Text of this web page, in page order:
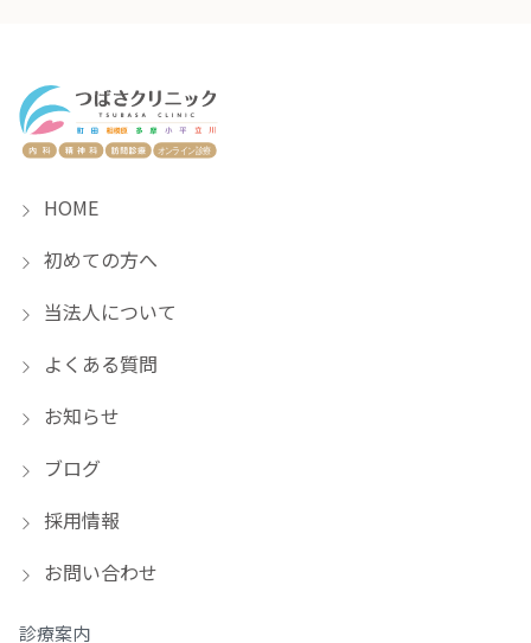
HOME
初めての方へ
当法人について
よくある質問
お知らせ
ブログ
採用情報
お問い合わせ
診療案内